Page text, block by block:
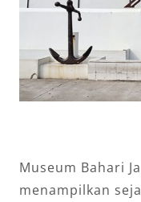
Museum Bahari
menampilkan